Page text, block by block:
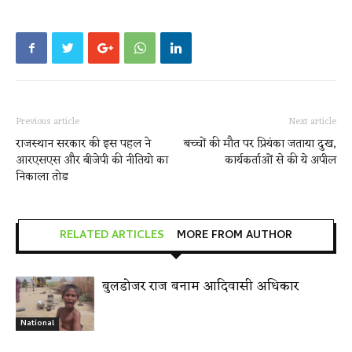
Previous article
राजस्थान सरकार की इस पहल ने
आरएसएस और बीजेपी की नीतियो का
निकाला तोड
Next article
बच्चों की मौत पर प्रियंका जताया दुख,
कार्यकर्ताओं से की ये अपील
RELATED ARTICLES MORE FROM AUTHOR
National
बुलडोजर राज बनाम आदिवासी अधिकार